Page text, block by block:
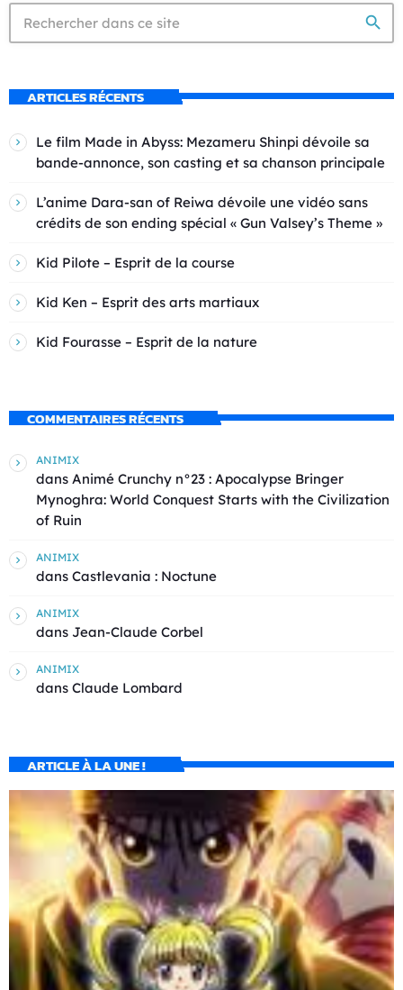
search
ARTICLES RÉCENTS
Le film Made in Abyss: Mezameru Shinpi dévoile sa
bande-annonce, son casting et sa chanson principale
L’anime Dara-san of Reiwa dévoile une vidéo sans
crédits de son ending spécial « Gun Valsey’s Theme »
Kid Pilote – Esprit de la course
Kid Ken – Esprit des arts martiaux
Kid Fourasse – Esprit de la nature
COMMENTAIRES RÉCENTS
ANIMIX
dans Animé Crunchy n°23 : Apocalypse Bringer
Mynoghra: World Conquest Starts with the Civilization
of Ruin
ANIMIX
dans Castlevania : Noctune
ANIMIX
dans Jean-Claude Corbel
ANIMIX
dans Claude Lombard
ARTICLE À LA UNE !